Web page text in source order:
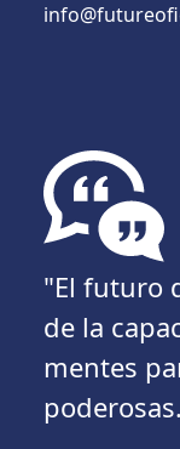
"El futuro
de la
mentes